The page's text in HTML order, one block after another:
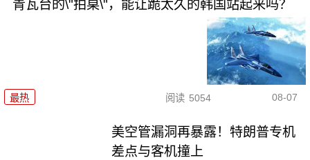
青瓦台的\"拍桌\"，能让跪太久的韩国站起来吗？
最热 阅读 5054 08-07
美空管漏洞再暴露！特朗普专机
差点与客机撞上